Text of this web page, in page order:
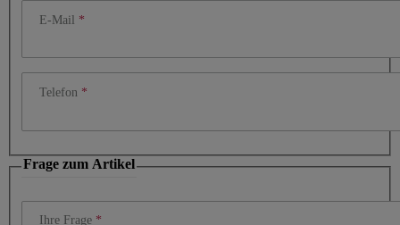
E-Mail
Telefon
Frage zum Artikel
Ihre Frage